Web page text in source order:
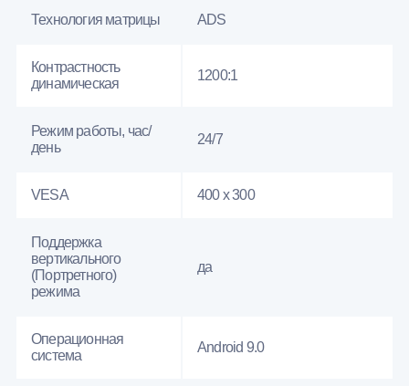
Технология матрицы ADS
Контрастность
динамическая
1200:1
Режим работы, час/
день
24/7
VESA 400 x 300
Поддержка
вертикального
(Портретного)
режима
да
Операционная
система
Android 9.0